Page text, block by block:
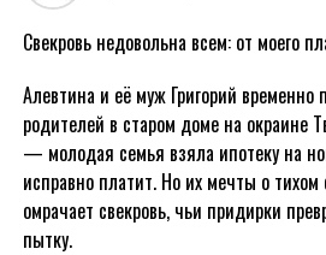
Свекровь недовольна всем: от моего
Алевтина и её муж Григорий временно
родителей в старом доме на окраине
— молодая семья взяла ипотеку на
исправно платит. Но их мечты о
омрачает свекровь, чьи придирки
пытку.